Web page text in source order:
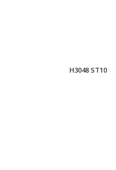
H3048 ST10